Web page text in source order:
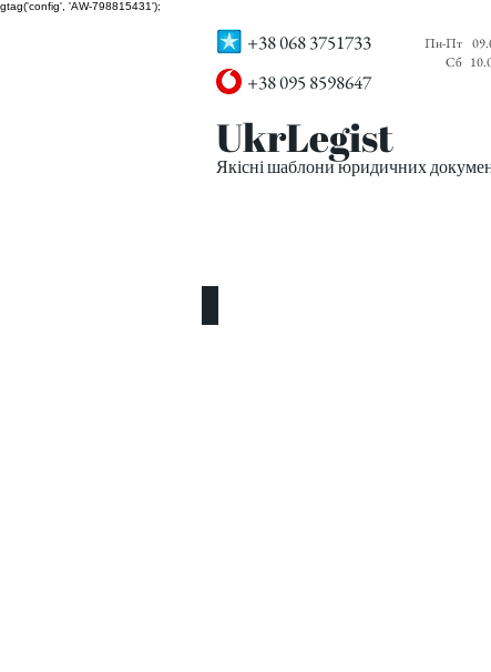
gtag('config', 'AW-798815431');
+38 068 3751733
+38 095 8598647
Пн-Пт
Сб
UkrLegist
Якісні шаблони юридичних